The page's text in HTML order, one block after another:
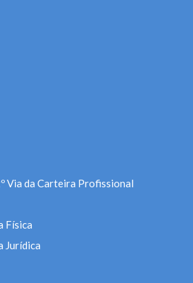
Via da Carteira Profissional
Física
Jurídica